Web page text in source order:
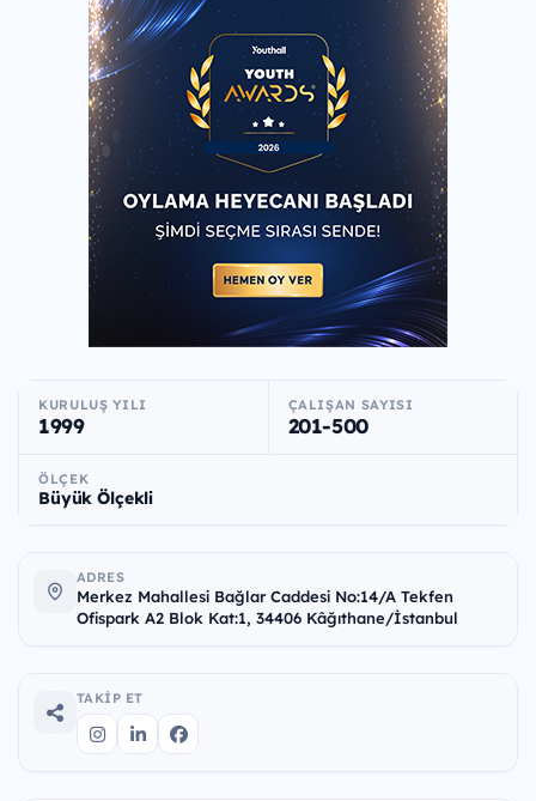
KURULUŞ YILI
1999
ÇALIŞAN SAYISI
201-500
ÖLÇEK
Büyük Ölçekli
ADRES
Merkez Mahallesi Bağlar Caddesi No:14/A Tekfen
Ofispark A2 Blok Kat:1, 34406 Kâğıthane/İstanbul
TAKIP ET